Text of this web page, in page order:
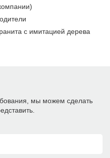
с имитацией дерева
мы можем сделать